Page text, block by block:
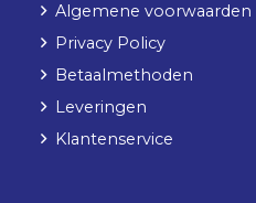
Algemene voorwaarden
Privacy Policy
Betaalmethoden
Leveringen
Klantenservice